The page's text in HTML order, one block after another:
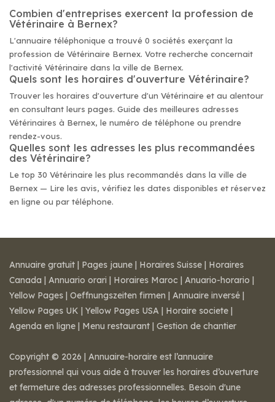
Combien d'entreprises exercent la profession de
Vétérinaire à Bernex?
L'annuaire téléphonique a trouvé 0 sociétés exerçant la
profession de Vétérinaire Bernex. Votre recherche concernait
l'activité Vétérinaire dans la ville de Bernex.
Quels sont les horaires d'ouverture Vétérinaire?
Trouver les horaires d'ouverture d'un Vétérinaire et au alentour
en consultant leurs pages. Guide des meilleures adresses
Vétérinaires à Bernex, le numéro de téléphone ou prendre
rendez-vous.
Quelles sont les adresses les plus recommandées
des Vétérinaire?
Le top 30 Vétérinaire les plus recommandés dans la ville de
Bernex — Lire les avis, vérifiez les dates disponibles et réservez
en ligne ou par téléphone.
Annuaire gratuit | Pages jaune | Horaires Suisse | Horaires
Canada | Annuario orari | Horaires Maroc | Anuario-horario |
Yellow Pages | Oeffnungszeiten firmen | Annuaire inversé |
Yellow Pages UK | Yellow Pages USA | Horaire societe |
Agenda en ligne | Menu restaurant | Gestion de chantier
Copyright © 2026 | Annuaire-horaire est l’annuaire
professionnel qui vous aide à trouver les horaires d’ouverture
et fermeture des adresses professionnelles. Besoin d'une